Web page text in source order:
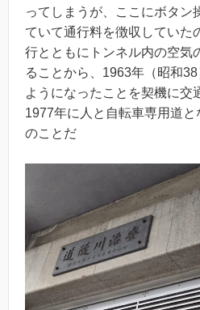
ってしまうが、ここにボタン
ていて通行料を徴収していた
行とともにトンネル内の空気
ることから、1963年（昭和
ようになったことを契機に交
1977年に人と自転車専用道
のことだ